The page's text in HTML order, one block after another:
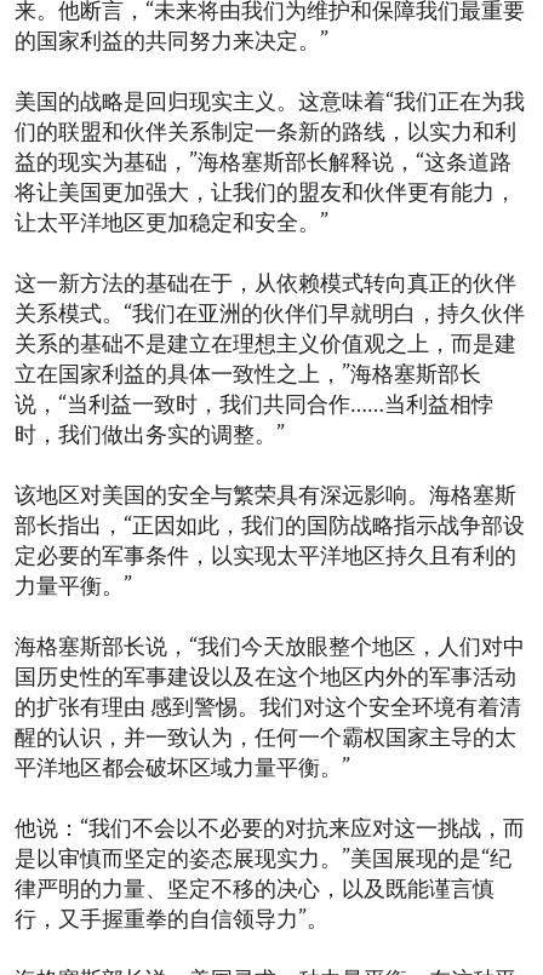
来。他断言，“未来将由我们为维护和保障我们最重要
的国家利益的共同努力来决定。”
美国的战略是回归现实主义。这意味着“我们正在为我
们的联盟和伙伴关系制定一条新的路线，以实力和利
益的现实为基础，”海格塞斯部长解释说，“这条道路
将让美国更加强大，让我们的盟友和伙伴更有能力，
让太平洋地区更加稳定和安全。”
这一新方法的基础在于，从依赖模式转向真正的伙伴
关系模式。“我们在亚洲的伙伴们早就明白，持久伙伴
关系的基础不是建立在理想主义价值观之上，而是建
立在国家利益的具体一致性之上，”海格塞斯部长
说，“当利益一致时，我们共同合作……当利益相悖
时，我们做出务实的调整。”
该地区对美国的安全与繁荣具有深远影响。海格塞斯
部长指出，“正因如此，我们的国防战略指示战争部设
定必要的军事条件，以实现太平洋地区持久且有利的
力量平衡。”
海格塞斯部长说，“我们今天放眼整个地区，人们对中
国历史性的军事建设以及在这个地区内外的军事活动
的扩张有理由 感到警惕。我们对这个安全环境有着清
醒的认识，并一致认为，任何一个霸权国家主导的太
平洋地区都会破坏区域力量平衡。”
他说：“我们不会以不必要的对抗来应对这一挑战，而
是以审慎而坚定的姿态展现实力。”美国展现的是“纪
律严明的力量、坚定不移的决心，以及既能谨言慎
行，又手握重拳的自信领导力”。